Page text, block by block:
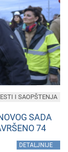
SADA
74
DETALJNIJE
I SAOPŠTENJA